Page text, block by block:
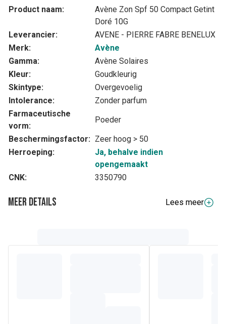
Product naam:
Avène Zon Spf 50 Compact Getint
Doré 10G
Leverancier:
AVENE - PIERRE FABRE BENELUX
Merk:
Avène
Gamma:
Avène Solaires
Kleur:
Goudkleurig
Skintype:
Overgevoelig
Intolerance:
Zonder parfum
Farmaceutische
vorm:
Poeder
Beschermingsfactor: Zeer hoog > 50
Herroeping:
Ja, behalve indien
opengemaakt
CNK:
3350790
Meer details
Lees meer
door hyperpigmentatie, met een egale teint met natuurlijke,